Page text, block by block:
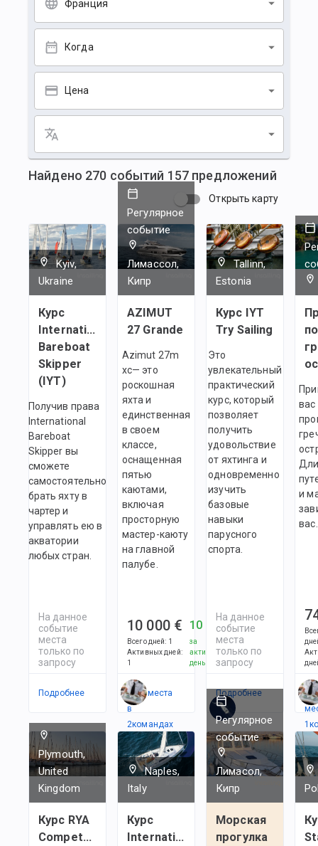
Франция
Когда
Цена
Найдено 270 событий 157 предложений
Открыть карту
Kyiv,
Ukraine
Курс
International
Bareboat
Skipper
(IYT)
Получив права
International
Bareboat
Skipper вы
сможете
самостоятельно
брать яхту в
чартер и
управлять ею в
акватории
любых стран.
На данное
событие
места
только по
запросу
Подробнее
Регулярное
событие
Лимассол,
Кипр
AZIMUT
27 Grande
Azimut 27m
xc— это
роскошная
яхта и
единственная
в своем
классе,
оснащенная
пятью
каютами,
включая
просторную
мастер-каюту
на главной
палубе.
10 000 €
Всего дней: 1
Активных дней:
1
10 000 €
за
активный
день
Есть места
в
2командах
Tallinn,
Estonia
Курс IYT
Try Sailing
Это
увлекательный
практический
курс, который
позволяет
получить
удовольствие
от яхтинга и
одновременно
изучить
базовые
навыки
парусного
спорта.
На данное
событие
места
только по
запросу
Подробнее
по
вас
и
вас.
1
Plymouth,
United
Kingdom
Курс RYA
Competent
Naples,
Italy
Курс
International
Регулярное
событие
Лимасол,
Кипр
Морская
прогулка